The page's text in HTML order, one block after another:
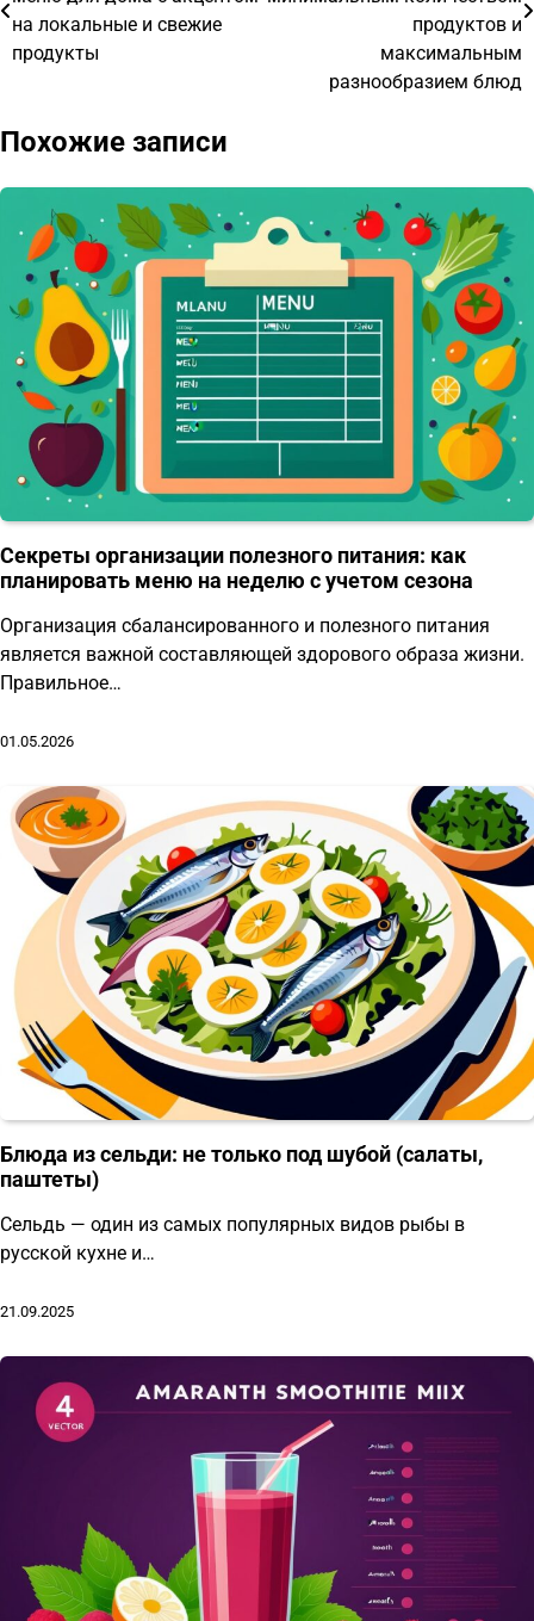
записям
на локальные и свежие
продукты
продуктов и
максимальным
разнообразием блюд
Похожие записи
Секреты организации полезного питания: как
планировать меню на неделю с учетом сезона
Организация сбалансированного и полезного питания
является важной составляющей здорового образа жизни.
Правильное…
01.05.2026
Блюда из сельди: не только под шубой (салаты,
паштеты)
Сельдь — один из самых популярных видов рыбы в
русской кухне и…
21.09.2025